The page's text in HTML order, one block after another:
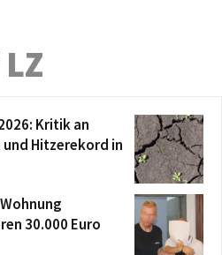
Kritik an
Hitzerekord in
30.000 Euro